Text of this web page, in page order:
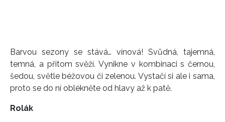
Barvou sezony se stává… vínová! Svůdná, tajemná,
temná, a přitom svěží. Vynikne v kombinaci s černou,
šedou, světle béžovou či zelenou. Vystačí si ale i sama,
proto se do ní oblékněte od hlavy až k patě.
Rolák